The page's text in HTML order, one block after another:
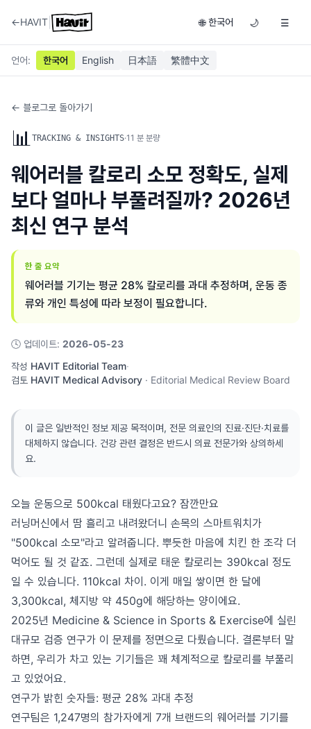
←HAVIT 🌐 한국어 🌙 ☰
언어: 한국어 English 日本語 繁體中文
← 블로그로 돌아가기
📊 TRACKING & INSIGHTS·11 분 분량
웨어러블 칼로리 소모 정확도, 실제
보다 얼마나 부풀려질까? 2026년
최신 연구 분석
한 줄 요약
웨어러블 기기는 평균 28% 칼로리를 과대 추정하며, 운동 종
류와 개인 특성에 따라 보정이 필요합니다.
🕓 업데이트: 2026-05-23
작성 HAVIT Editorial Team·
검토 HAVIT Medical Advisory · Editorial Medical Review Board
이 글은 일반적인 정보 제공 목적이며, 전문 의료인의 진료·진단·치료를
대체하지 않습니다. 건강 관련 결정은 반드시 의료 전문가와 상의하세
요.
오늘 운동으로 500kcal 태웠다고요? 잠깐만요
러닝머신에서 땀 흘리고 내려왔더니 손목의 스마트워치가
"500kcal 소모"라고 알려줍니다. 뿌듯한 마음에 치킨 한 조각 더
먹어도 될 것 같죠. 그런데 실제로 태운 칼로리는 390kcal 정도
일 수 있습니다. 110kcal 차이. 이게 매일 쌓이면 한 달에
3,300kcal, 체지방 약 450g에 해당하는 양이에요.
2025년 Medicine & Science in Sports & Exercise에 실린
대규모 검증 연구가 이 문제를 정면으로 다뤘습니다. 결론부터 말
하면, 우리가 차고 있는 기기들은 꽤 체계적으로 칼로리를 부풀리
고 있었어요.
연구가 밝힌 숫자들: 평균 28% 과대 추정
연구팀은 1,247명의 참가자에게 7개 브랜드의 웨어러블 기기를